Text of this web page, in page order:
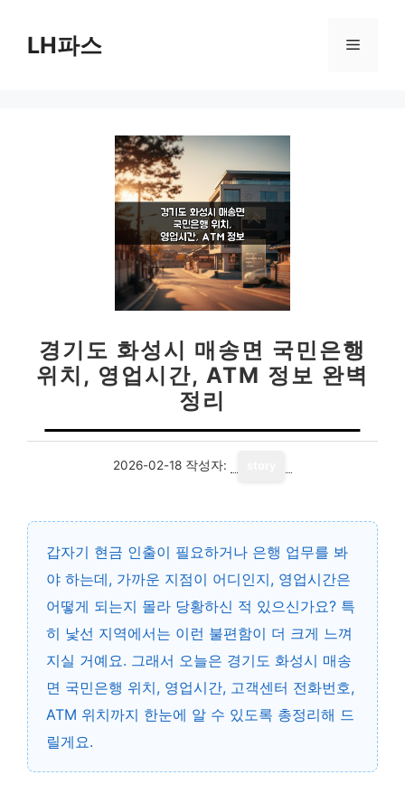
LH파스 메
경기도 화성시 매송면 국민은행
위치, 영업시간, ATM 정보 완벽
정리
2026-02-18 작성자:
갑자기 현금 인출이 필요하거나 은행 업무를 봐
야 하는데, 가까운 지점이 어디인지, 영업시간은
어떻게 되는지 몰라 당황하신 적 있으신가요? 특
히 낯선 지역에서는 이런 불편함이 더 크게 느껴
지실 거예요. 그래서 오늘은 경기도 화성시 매송
면 국민은행 위치, 영업시간, 고객센터 전화번호,
ATM 위치까지 한눈에 알 수 있도록 총정리해 드
릴게요.